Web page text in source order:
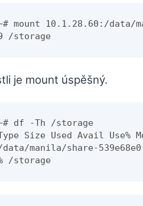
mount 10.1.28.60:/data/
/storage
je mount úspěšný.
df -Th /storage
Size Used Avail Use%
manila/share-
/storage